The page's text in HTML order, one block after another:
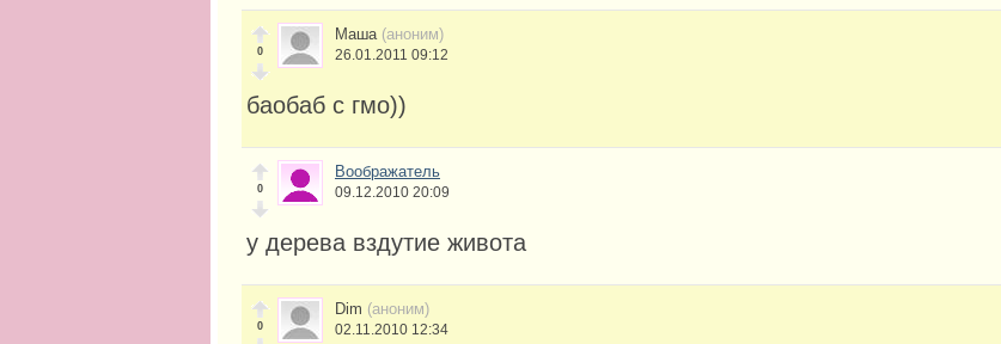
0
Маша (аноним)
26.01.2011 09:12
баобаб с гмо))
0
Воображатель
09.12.2010 20:09
у дерева вздутие живота
0
Dim (аноним)
02.11.2010 12:34